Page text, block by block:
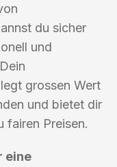
du sicher
und
grossen Wert
und bietet dir
fairen Preisen.
eine